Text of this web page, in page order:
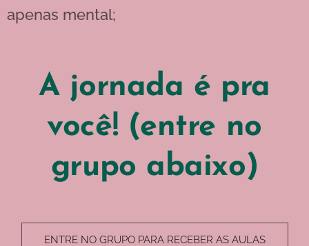
apenas mental;
A jornada é pra
você! (entre no
grupo abaixo)
ENTRE NO GRUPO PARA RECEBER AS AULAS